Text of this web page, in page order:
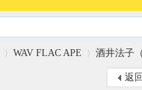
WAV FLAC APE 酒井法子
返